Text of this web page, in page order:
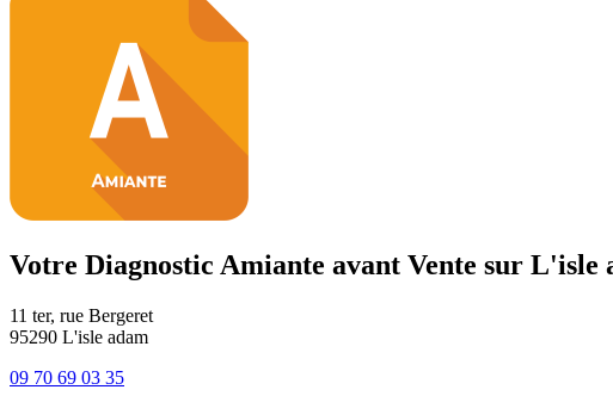
Votre Diagnostic Amiante avant Vente sur L'isle
11 ter, rue Bergeret
95290 L'isle adam
09 70 69 03 35